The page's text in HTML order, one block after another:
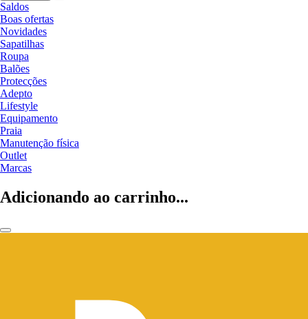
Saldos
Boas ofertas
Novidades
Sapatilhas
Roupa
Balões
Protecções
Adepto
Lifestyle
Equipamento
Praia
Manutenção física
Outlet
Marcas
Adicionando ao carrinho...